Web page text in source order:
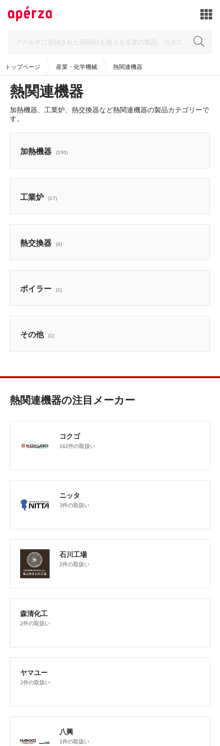
トップページ 産業・化学機械 熱関連機器
熱関連機器
加熱機器、工業炉、熱交換器など熱関連機器の製品カテゴリーで
す。
加熱機器 (150)
工業炉 (17)
熱交換器 (4)
ボイラー (1)
その他 (1)
熱関連機器の注目メーカー
コクゴ
162件の取扱い
ニッタ
3件の取扱い
石川工場
2件の取扱い
森清化工
2件の取扱い
ヤマユー
2件の取扱い
八興
1件の取扱い